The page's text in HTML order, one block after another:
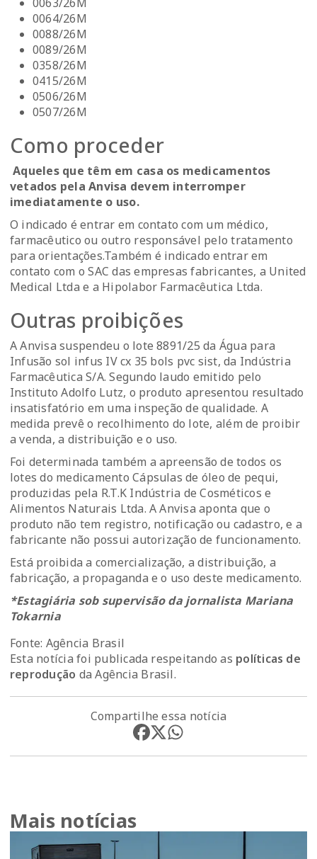
0064/26M
0088/26M
0089/26M
0358/26M
0415/26M
0506/26M
0507/26M
Como proceder
Aqueles que têm em casa os medicamentos
vetados pela Anvisa devem interromper
imediatamente o uso.
O indicado é entrar em contato com um médico,
farmacêutico ou outro responsável pelo tratamento
para orientações.Também é indicado entrar em
contato com o SAC das empresas fabricantes, a United
Medical Ltda e a Hipolabor Farmacêutica Ltda.
Outras proibições
A Anvisa suspendeu o lote 8891/25 da Água para
Infusão sol infus IV cx 35 bols pvc sist, da Indústria
Farmacêutica S/A. Segundo laudo emitido pelo
Instituto Adolfo Lutz, o produto apresentou resultado
insatisfatório em uma inspeção de qualidade. A
medida prevê o recolhimento do lote, além de proibir
a venda, a distribuição e o uso.
Foi determinada também a apreensão de todos os
lotes do medicamento Cápsulas de óleo de pequi,
produzidas pela R.T.K Indústria de Cosméticos e
Alimentos Naturais Ltda. A Anvisa aponta que o
produto não tem registro, notificação ou cadastro, e a
fabricante não possui autorização de funcionamento.
Está proibida a comercialização, a distribuição, a
fabricação, a propaganda e o uso deste medicamento.
*Estagiária sob supervisão da jornalista Mariana
Tokarnia
Fonte: Agência Brasil
Esta notícia foi publicada respeitando as políticas de
reprodução da Agência Brasil.
Compartilhe essa notícia
Mais notícias